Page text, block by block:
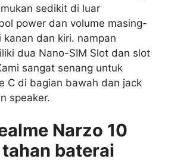
sedikit di luar
power dan volume masing-
kanan dan kiri. nampan
dua Nano-SIM Slot dan slot
sangat senang untuk
C di bagian bawah dan jack
speaker.
Narzo 10
baterai